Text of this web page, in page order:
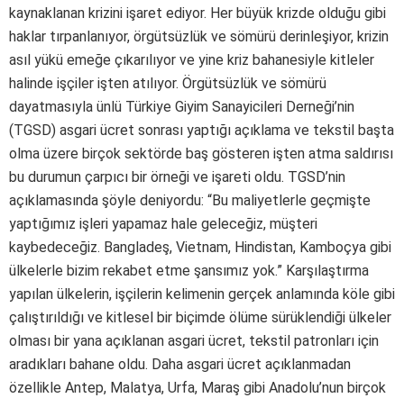
kaynaklanan krizini işaret ediyor. Her büyük krizde olduğu gibi
haklar tırpanlanıyor, örgütsüzlük ve sömürü derinleşiyor, krizin
asıl yükü emeğe çıkarılıyor ve yine kriz bahanesiyle kitleler
halinde işçiler işten atılıyor. Örgütsüzlük ve sömürü
dayatmasıyla ünlü Türkiye Giyim Sanayicileri Derneği’nin
(TGSD) asgari ücret sonrası yaptığı açıklama ve tekstil başta
olma üzere birçok sektörde baş gösteren işten atma saldırısı
bu durumun çarpıcı bir örneği ve işareti oldu. TGSD’nin
açıklamasında şöyle deniyordu: “Bu maliyetlerle geçmişte
yaptığımız işleri yapamaz hale geleceğiz, müşteri
kaybedeceğiz. Bangladeş, Vietnam, Hindistan, Kamboçya gibi
ülkelerle bizim rekabet etme şansımız yok.” Karşılaştırma
yapılan ülkelerin, işçilerin kelimenin gerçek anlamında köle gibi
çalıştırıldığı ve kitlesel bir biçimde ölüme sürüklendiği ülkeler
olması bir yana açıklanan asgari ücret, tekstil patronları için
aradıkları bahane oldu. Daha asgari ücret açıklanmadan
özellikle Antep, Malatya, Urfa, Maraş gibi Anadolu’nun birçok